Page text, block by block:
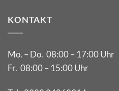
KONTAKT
Mo. – Do. 08:00 – 17:00 Uhr
Fr. 08:00 – 15:00 Uhr